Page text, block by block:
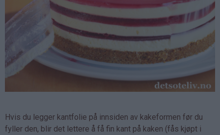
Hvis du legger kantfolie på innsiden av kakeformen før du
fyller den, blir det lettere å få fin kant på kaken (fås kjøpt i